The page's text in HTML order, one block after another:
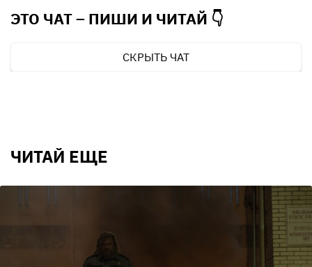
ЭТО ЧАТ – ПИШИ И ЧИТАЙ 👇
СКРЫТЬ ЧАТ
ЧИТАЙ ЕЩЕ